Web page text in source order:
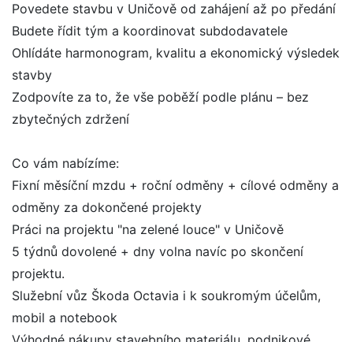
Povedete stavbu v Uničově od zahájení až po předání
Budete řídit tým a koordinovat subdodavatele
Ohlídáte harmonogram, kvalitu a ekonomický výsledek
stavby
Zodpovíte za to, že vše poběží podle plánu – bez
zbytečných zdržení
Co vám nabízíme:
Fixní měsíční mzdu + roční odměny + cílové odměny a
odměny za dokončené projekty
Práci na projektu "na zelené louce" v Uničově
5 týdnů dovolené + dny volna navíc po skončení
projektu.
Služební vůz Škoda Octavia i k soukromým účelům,
mobil a notebook